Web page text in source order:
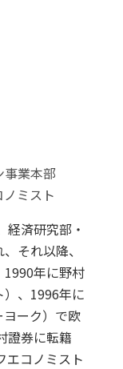
業本部
ミスト
済研究部・
それ以降、
1990年に野村
、1996年に
ーク）で欧
證券に転籍
エコノミスト